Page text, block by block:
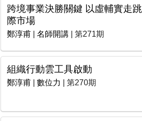
跨境事業決勝關鍵 以虛輔實走跳國
際市場
鄭淳甫 名師開講 | 第271期
組織行動雲工具啟動
鄭淳甫 數位力 | 第270期